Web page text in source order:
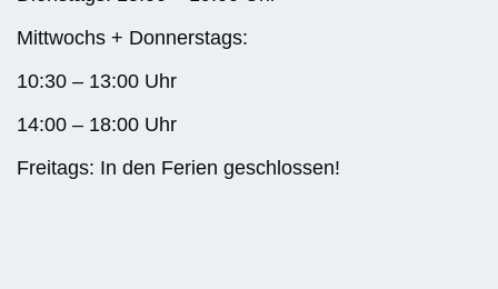
Mittwochs + Donnerstags:
10:30 – 13:00 Uhr
14:00 – 18:00 Uhr
Freitags: In den Ferien geschlossen!